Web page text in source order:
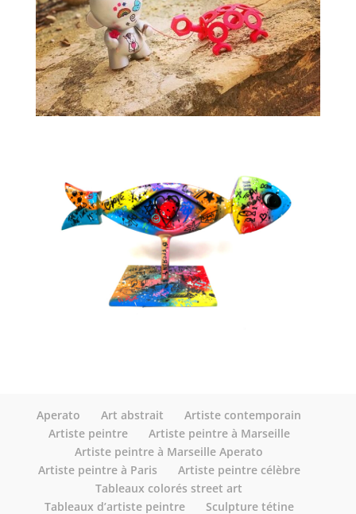
Aperato Art abstrait
Artiste contemporain
Artiste peintre
Artiste peintre à Marseille
Artiste peintre à Marseille Aperato
Artiste peintre à Paris
Artiste peintre célèbre
Tableaux colorés street art
Tableaux d’artiste peintre
Sculpture tétine